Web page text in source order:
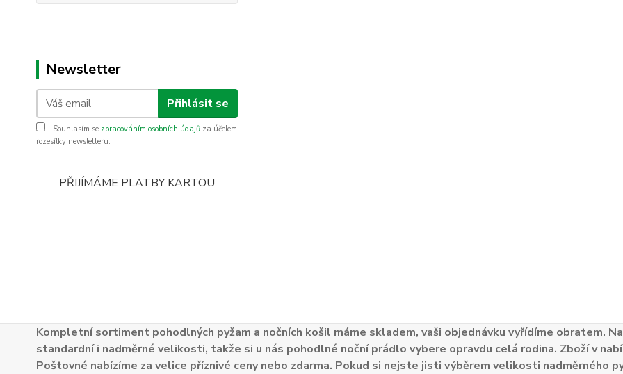
Newsletter
Přihlásit se
Souhlasím se zpracováním osobních údajů za účelem
rozesílky newsletteru.
PŘIJÍMÁME PLATBY KARTOU
Kompletní sortiment pohodlných pyžam a nočních košil máme skladem, vaši objednávku vyřídíme obratem.
standardní i nadměrné velikosti, takže si u nás pohodlné noční prádlo vybere opravdu celá rodina. Zboží v
Poštovné nabízíme za velice příznivé ceny nebo zdarma. Pokud si nejste jisti výběrem velikosti nadměrného